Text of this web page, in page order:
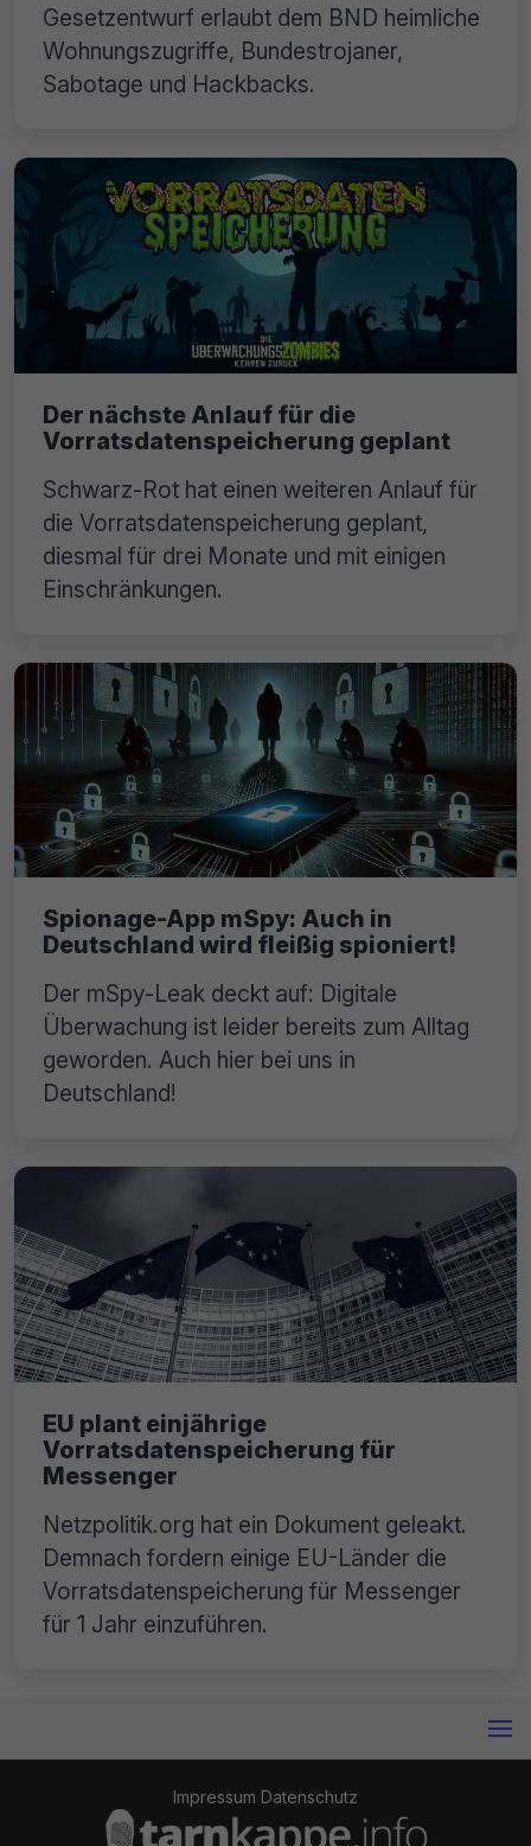
Gesetzentwurf erlaubt dem BND heimliche
Wohnungszugriffe, Bundestrojaner,
Sabotage und Hackbacks.
Der nächste Anlauf für die
Vorratsdatenspeicherung geplant
Schwarz-Rot hat einen weiteren Anlauf für
die Vorratsdatenspeicherung geplant,
diesmal für drei Monate und mit einigen
Einschränkungen.
Spionage-App mSpy: Auch in
Deutschland wird fleißig spioniert!
Der mSpy-Leak deckt auf: Digitale
Überwachung ist leider bereits zum Alltag
geworden. Auch hier bei uns in
Deutschland!
EU plant einjährige
Vorratsdatenspeicherung für
Messenger
Netzpolitik.org hat ein Dokument geleakt.
Demnach fordern einige EU-Länder die
Vorratsdatenspeicherung für Messenger
für 1 Jahr einzuführen.
Impressum Datenschutz